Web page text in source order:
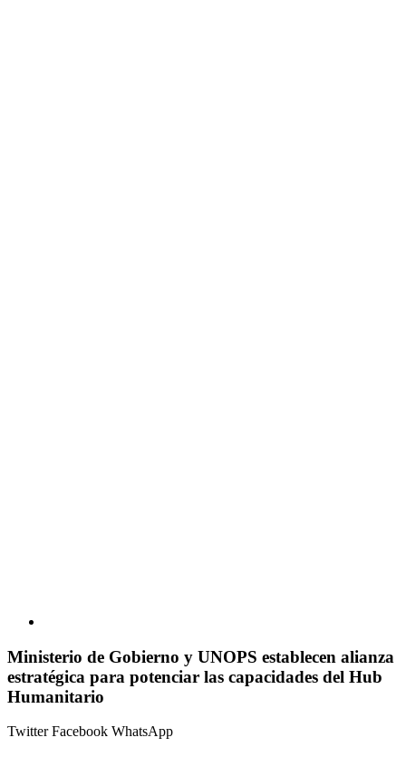
Ministerio de Gobierno y UNOPS establecen alianza
estratégica para potenciar las capacidades del Hub
Humanitario
TwitterFacebook WhatsApp